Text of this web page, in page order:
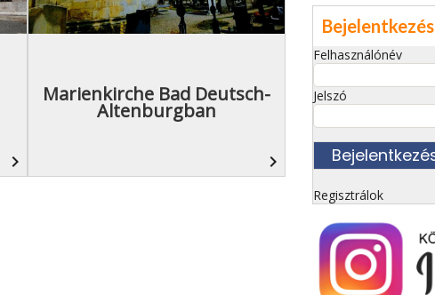
navigate_next
Marienkirche Bad Deutsch-
Altenburgban
navigate_next
Bejelentkezés
Felhasználónév
Jelszó
Regisztrálok